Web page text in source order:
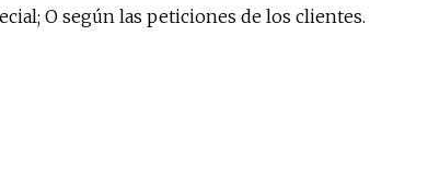
O según las peticiones de los clientes.